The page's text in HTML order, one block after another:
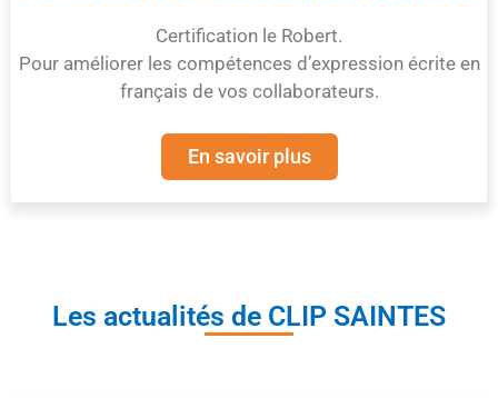
Certification le Robert.
Pour améliorer les compétences d’expression écrite en
français de vos collaborateurs.
En savoir plus
Les actualités de CLIP SAINTES